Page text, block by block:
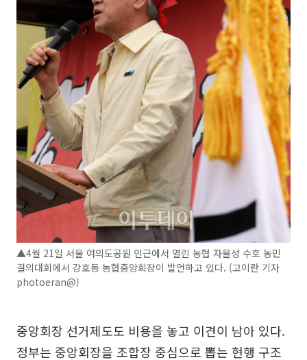
▲4월 21일 서울 여의도공원 인근에서 열린 농협 자율성 수호 농민
결의대회에서 강호동 농협중앙회장이 발언하고 있다. (고이란 기자
photoeran@)
중앙회장 선거제도도 비용을 놓고 이견이 남아 있다.
정부는 중앙회장을 조합장 중심으로 뽑는 현행 구조